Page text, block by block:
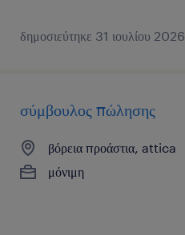
δημοσιεύτηκε 31 ιουλίου 2026
σύμβουλος πώλησης
βόρεια προάστια, attica
μόνιμη